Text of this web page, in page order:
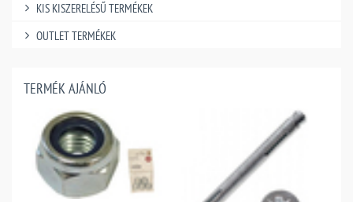
KIS KISZERELÉSŰ TERMÉKEK
OUTLET TERMÉKEK
TERMÉK AJÁNLÓ